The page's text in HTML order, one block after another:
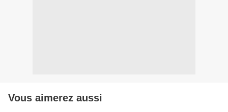
Vous aimerez aussi